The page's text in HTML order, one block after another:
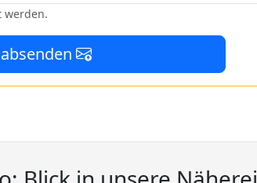
werden.
absenden